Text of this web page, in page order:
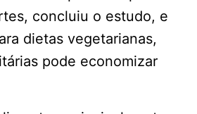
concluiu o estudo, e
dietas vegetarianas,
pode economizar